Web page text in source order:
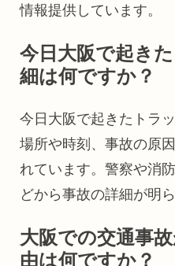
情報提供しています。
今日大阪で起き
細は何ですか？
今日大阪で起きたトラ
場所や時刻、事故の原
れています。警察や消
どから事故の詳細が明
大阪での交通事
由は何ですか？